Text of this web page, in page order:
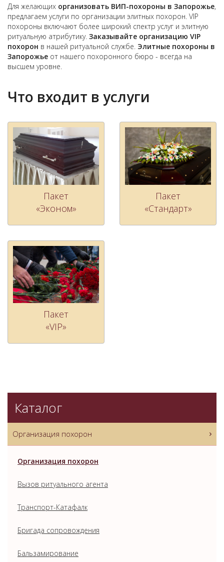
Для желающих организовать ВИП-похороны в Запорожье,
предлагаем услуги по организации элитных похорон. VIP
похороны включают более широкий спектр услуг и элитную
ритуальную атрибутику. Заказывайте организацию VIP
похорон в нашей ритуальной службе. Элитные похороны в
Запорожье от нашего похоронного бюро - всегда на
высшем уровне.
Что входит в услуги
Пакет
«Эконом»
Пакет
«Стандарт»
Пакет
«VIP»
Каталог
Организация похорон
Организация похорон
Вызов ритуального агента
Транспорт-Катафалк
Бригада сопровождения
Бальзамирование